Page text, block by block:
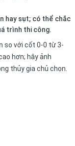
hay sụt; có thể chắc
trình thi công.
so với cốt 0-0 từ 3-
hơn; hây ảnh
thủy gia chủ chọn.